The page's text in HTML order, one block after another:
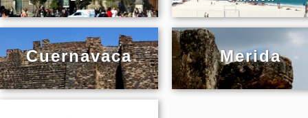
Cuernavaca Merida